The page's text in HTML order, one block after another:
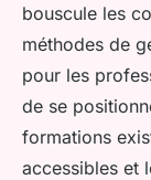
bouscule les
méthodes de
pour les
de se
formations
accessibles et